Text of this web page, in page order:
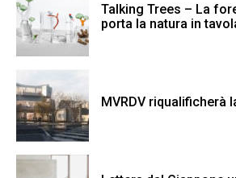
Talking Trees – La
porta la natura in
MVRDV riqualificherà